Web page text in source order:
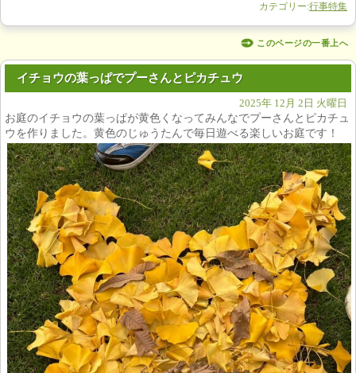
カテゴリー:行事特集
このページの一番上へ
イチョウの葉っぱでプーさんとピカチュウ
2025年 12月 2日 火曜日
お庭のイチョウの葉っぱが黄色くなってみんなでプーさんとピカチュ
ウを作りました。黄色のじゅうたんで毎日遊べる楽しいお庭です！